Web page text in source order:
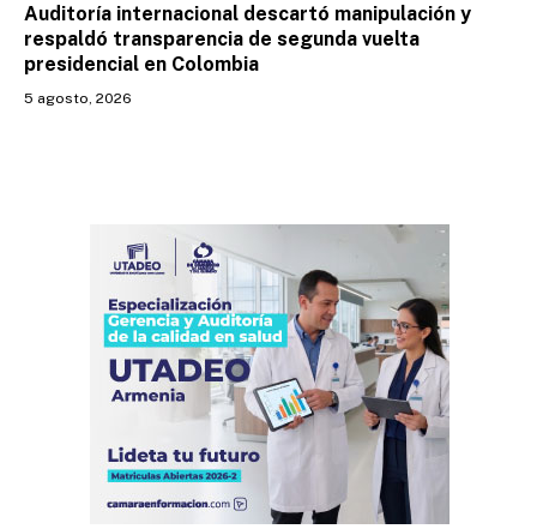
Auditoría internacional descartó manipulación y
respaldó transparencia de segunda vuelta
presidencial en Colombia
5 agosto, 2026